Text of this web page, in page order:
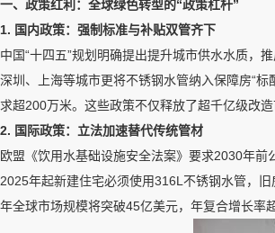
一、政策红利：全球绿色转型的“政策杠杆”
1. 国内政策：强制标准与补贴双管齐下
中国“十四五”规划明确提出提升城市供水水质，
深圳、上海等城市更将不锈钢水管纳入保障房“
求超200万米。这些政策不仅释放了超千亿级改
2. 国际政策：立法加速替代传统管材
欧盟《饮用水基础设施安全法案》要求2030年
2025年起新建住宅必须使用316L不锈钢水管，
年全球市场规模将突破45亿美元，年复合增长率